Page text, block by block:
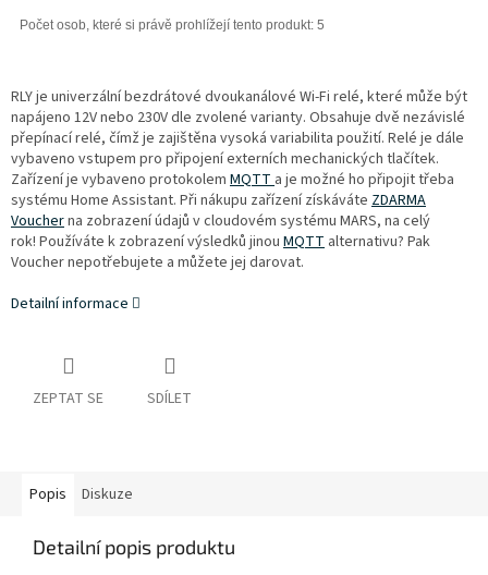
RLY je univerzální bezdrátové dvoukanálové Wi-Fi relé, které může být
napájeno 12V nebo 230V dle zvolené varianty. Obsahuje dvě nezávislé
přepínací relé, čímž je zajištěna vysoká variabilita použití. Relé je dále
vybaveno vstupem pro připojení externích mechanických tlačítek.
Zařízení je vybaveno protokolem MQTTa je možné ho připojit třeba
systému Home Assistant. Při nákupu zařízení získáváte ZDARMA
Voucherna zobrazení údajů v cloudovém systému MARS, na celý
rok! Používáte k zobrazení výsledků jinou MQTT alternativu? Pak
Voucher nepotřebujete a můžete jej darovat.
Detailní informace
ZEPTAT SE SDÍLET
Popis Diskuze
Detailní popis produktu